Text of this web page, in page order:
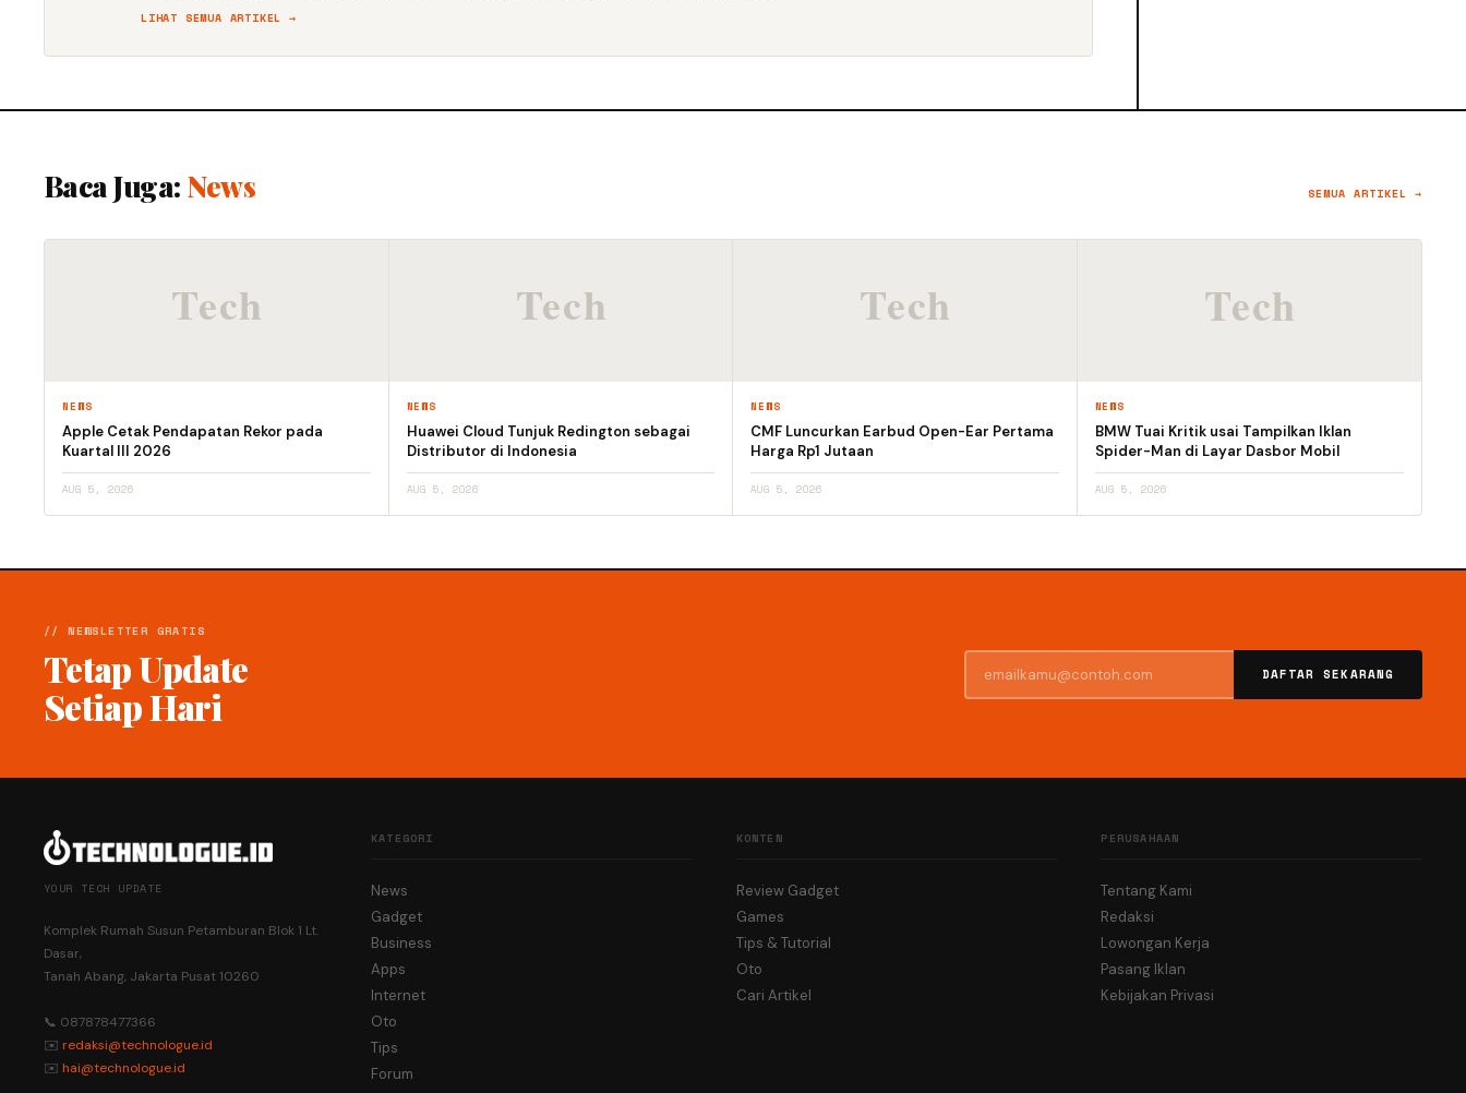
LIHAT SEMUA ARTIKEL →
Baca Juga: News SEMUA ARTIKEL →
NEWS
Apple Cetak Pendapatan Rekor pada
Kuartal III 2026
AUG 5, 2026
NEWS
Huawei Cloud Tunjuk Redington sebagai
Distributor di Indonesia
AUG 5, 2026
NEWS
CMF Luncurkan Earbud Open-Ear Pertama
Harga Rp1 Jutaan
AUG 5, 2026
NEWS
BMW Tuai Kritik usai Tampilkan Iklan
Spider-Man di Layar Dasbor Mobil
AUG 5, 2026
// NEWSLETTER GRATIS
Tetap Update
Setiap Hari
DAFTAR SEKARANG
YOUR TECH UPDATE
Komplek Rumah Susun Petamburan Blok 1 Lt.
Dasar,
Tanah Abang, Jakarta Pusat 10260
📞 087878477366
✉️ redaksi@technologue.id
✉️ hai@technologue.id
KATEGORI
News
Gadget
Business
Apps
Internet
Oto
Tips
Forum
KONTEN
Review Gadget
Games
Tips & Tutorial
Oto
Cari Artikel
PERUSAHAAN
Tentang Kami
Redaksi
Lowongan Kerja
Pasang Iklan
Kebijakan Privasi